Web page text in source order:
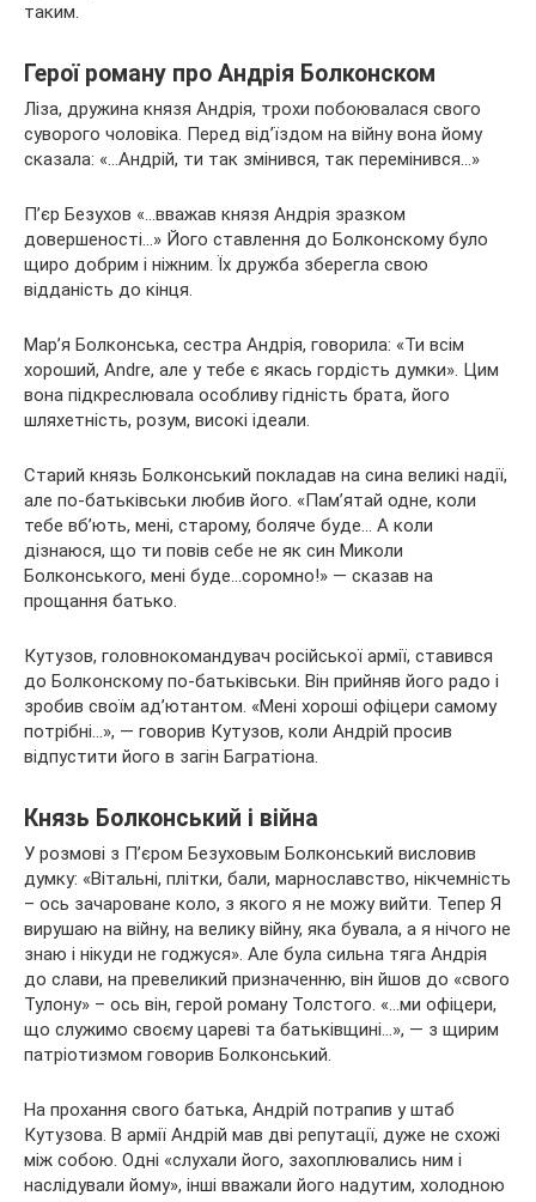
таким.
Герої роману про Андрія Болконском
Ліза, дружина князя Андрія, трохи побоювалася свого
суворого чоловіка. Перед від’їздом на війну вона йому
сказала: «…Андрій, ти так змінився, так перемінився…»
П’єр Безухов «…вважав князя Андрія зразком
довершеності…» Його ставлення до Болконскому було
щиро добрим і ніжним. Їх дружба зберегла свою
відданість до кінця.
Мар’я Болконська, сестра Андрія, говорила: «Ти всім
хороший, Andre, але у тебе є якась гордість думки». Цим
вона підкреслювала особливу гідність брата, його
шляхетність, розум, високі ідеали.
Старий князь Болконський покладав на сина великі надії,
але по-батьківськи любив його. «Пам’ятай одне, коли
тебе вб’ють, мені, старому, боляче буде… А коли
дізнаюся, що ти повів себе не як син Миколи
Болконського, мені буде…соромно!» — сказав на
прощання батько.
Кутузов, головнокомандувач російської армії, ставився
до Болконскому по-батьківськи. Він прийняв його радо і
зробив своїм ад’ютантом. «Мені хороші офіцери самому
потрібні…», — говорив Кутузов, коли Андрій просив
відпустити його в загін Багратіона.
Князь Болконський і війна
У розмові з П’єром Безуховым Болконський висловив
думку: «Вітальні, плітки, бали, марнославство, нікчемність
– ось зачароване коло, з якого я не можу вийти. Тепер Я
вирушаю на війну, на велику війну, яка бувала, а я нічого не
знаю і нікуди не годжуся». Але була сильна тяга Андрія
до слави, на превеликий призначенню, він йшов до «свого
Тулону» – ось він, герой роману Толстого. «…ми офіцери,
що служимо своєму цареві та батьківщині…», — з щирим
патріотизмом говорив Болконський.
На прохання свого батька, Андрій потрапив у штаб
Кутузова. В армії Андрій мав дві репутації, дуже не схожі
між собою. Одні «слухали його, захоплювались ним і
наслідували йому», інші вважали його надутим, холодною